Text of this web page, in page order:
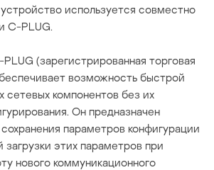
используется совместно
C-PLUG.
(зарегистрированная торговая
возможность быстрой
сетевых компонентов без их
Он предназначен
параметров конфигурации
загрузки этих параметров при
нового коммуникационного